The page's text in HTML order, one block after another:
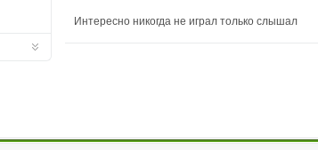
Интересно никогда не играл только слышал